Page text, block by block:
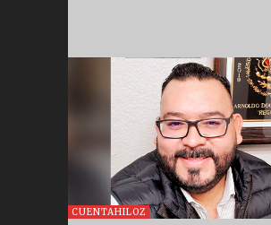
CUENTAHILOZ